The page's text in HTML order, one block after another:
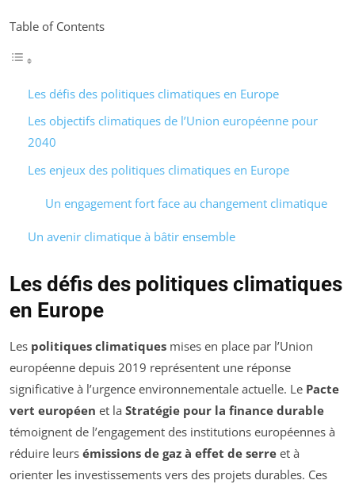
Table of Contents
Les défis des politiques climatiques en Europe
Les objectifs climatiques de l’Union européenne pour
2040
Les enjeux des politiques climatiques en Europe
Un engagement fort face au changement climatique
Un avenir climatique à bâtir ensemble
Les défis des politiques climatiques
en Europe
Les politiques climatiques mises en place par l’Union
européenne depuis 2019 représentent une réponse
significative à l’urgence environnementale actuelle. Le Pacte
vert européen et la Stratégie pour la finance durable
témoignent de l’engagement des institutions européennes à
réduire leurs émissions de gaz à effet de serre et à
orienter les investissements vers des projets durables. Ces